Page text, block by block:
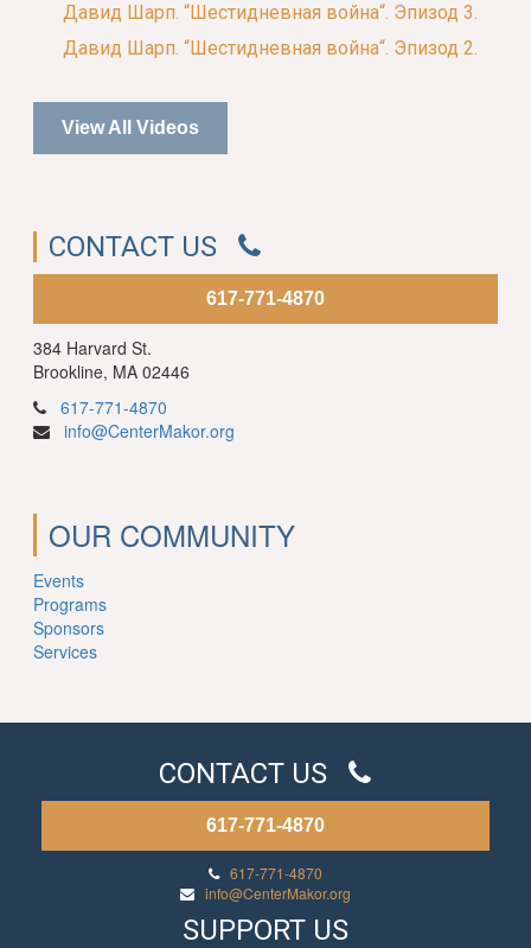
Давид Шарп. “Шестидневная война“. Эпизод 3.
Давид Шарп. “Шестидневная война“. Эпизод 2.
View All Videos
CONTACT US
617-771-4870
384 Harvard St.
Brookline, MA 02446
617-771-4870
info@CenterMakor.org
OUR COMMUNITY
Events
Programs
Sponsors
Services
CONTACT US
617-771-4870
617-771-4870
info@CenterMakor.org
SUPPORT US